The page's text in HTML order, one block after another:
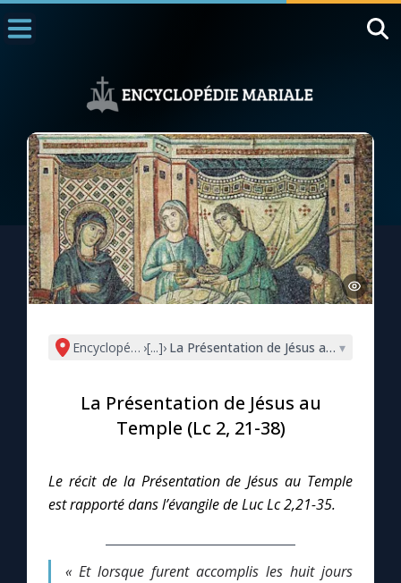
1000 Raisons de Croire
L'actualité de la semaine
La chaîne Youtube
La newsletter
La vidéo de la semaine
Le magazine
Le site internet
Encyclopédie mariale
›[...]› La Présentation de Jésus au Temple
▾
La Présentation de Jésus au
Temple (Lc 2, 21-38)
Le récit de la Présentation de Jésus au Temple
est rapporté dans l’évangile de Luc Lc 2,21-35.
« Et lorsque furent accomplis les huit jours